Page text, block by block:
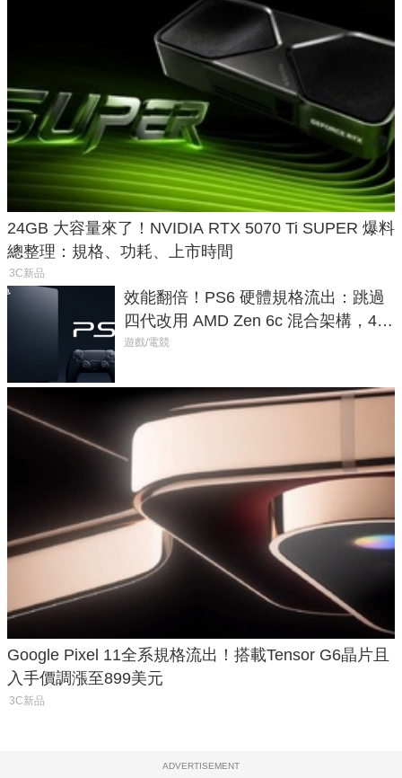
24GB 大容量來了！NVIDIA RTX 5070 Ti SUPER 爆料
總整理：規格、功耗、上市時間
3C新品
效能翻倍！PS6 硬體規格流出：跳過
四代改用 AMD Zen 6c 混合架構，4K
120fps 與全光追時代來臨
遊戲/電競
Google Pixel 11全系規格流出！搭載Tensor G6晶片且
入手價調漲至899美元
3C新品
ADVERTISEMENT